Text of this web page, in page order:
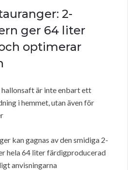
2-
ger 64 liter
optimerar
är inte enbart ett
i hemmet, utan även för
kan gagnas av den smidiga 2-
hela 64 liter färdigproducerad
anvisningarna